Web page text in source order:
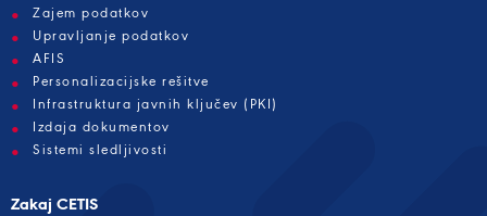
Zajem podatkov
Upravljanje podatkov
AFIS
Personalizacijske rešitve
Infrastruktura javnih ključev (PKI)
Izdaja dokumentov
Sistemi sledljivosti
Zakaj CETIS